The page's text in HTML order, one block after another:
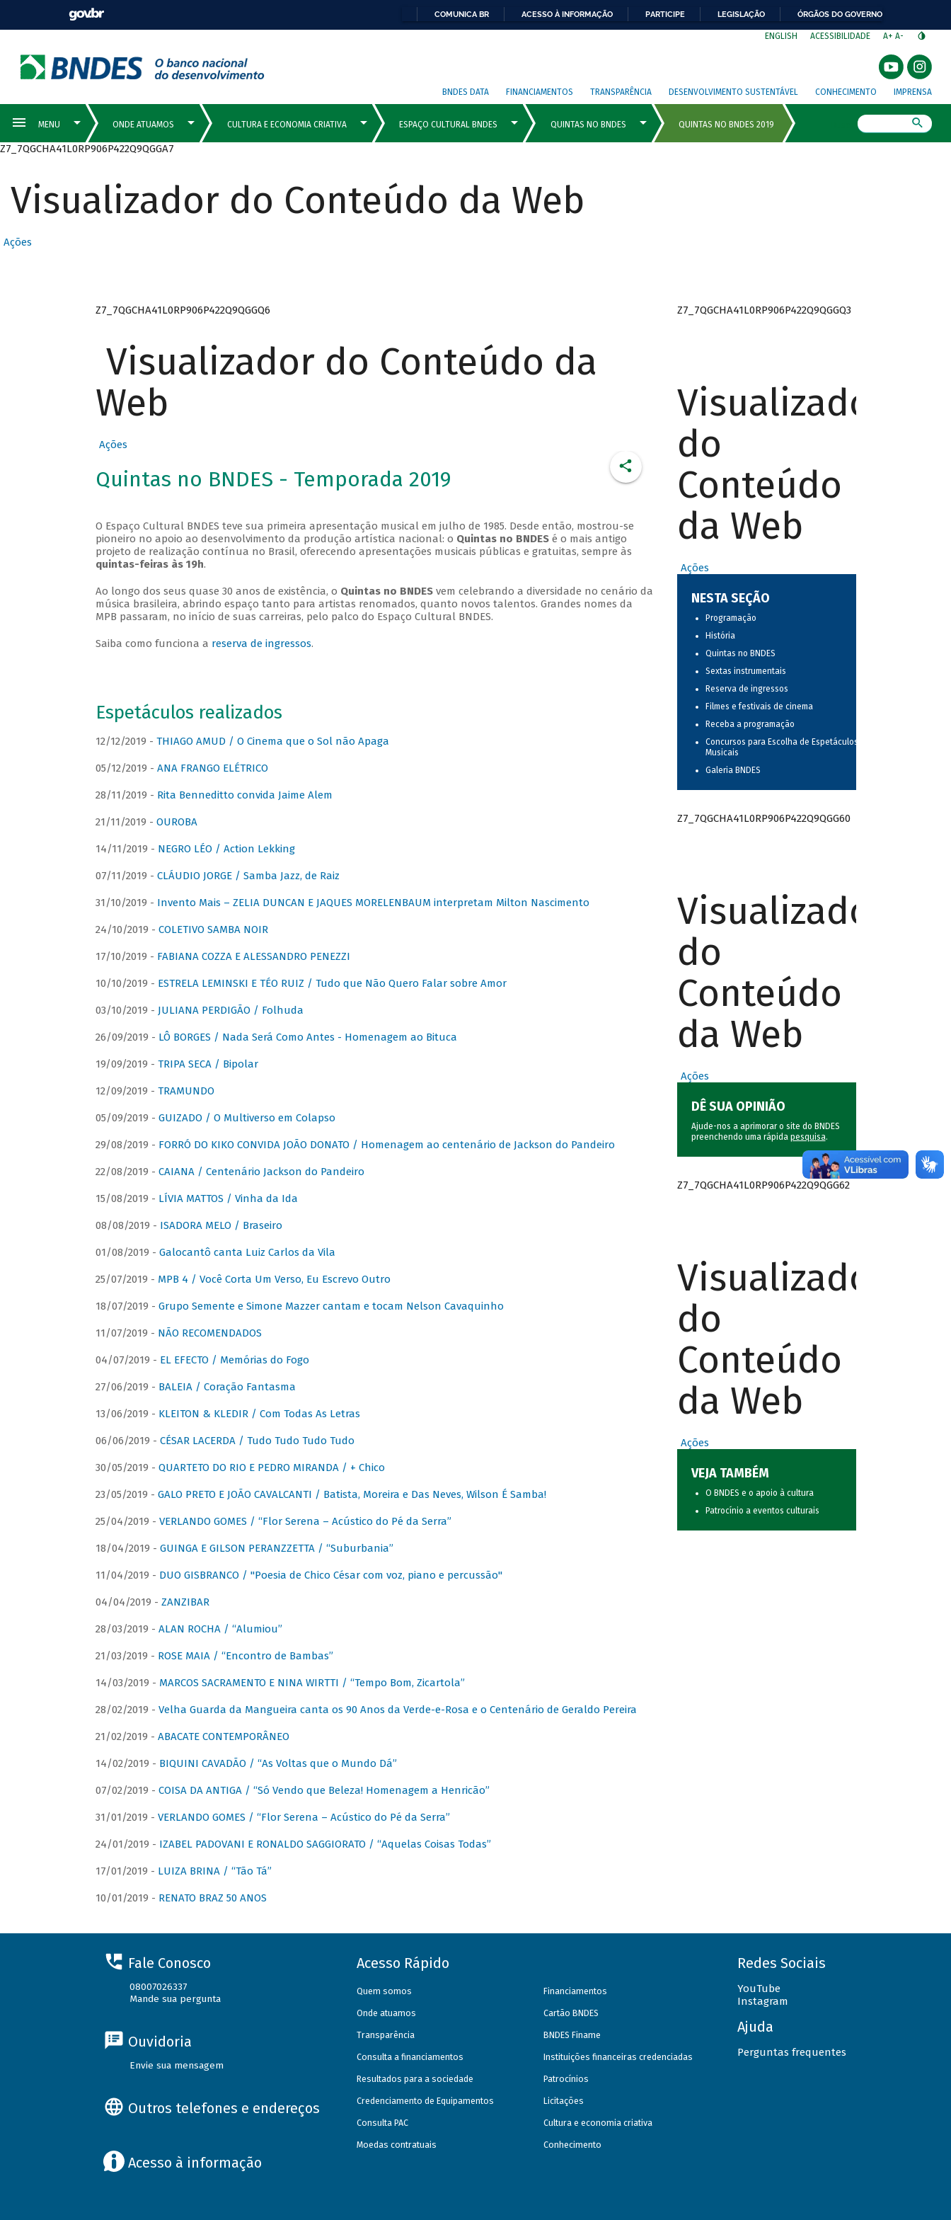
COMUNICA BR ACESSO À INFORMAÇÃO PARTICIPE LEGISLAÇÃO ÓRGÃOS DO GOVERNO
ENGLISH ACESSIBILIDADE A+ A-
BNDES DATA FINANCIAMENTOS TRANSPARÊNCIA DESENVOLVIMENTO SUSTENTÁVEL CONHECIMENTO IMPRENSA
Z7_7QGCHA41L0RP906P422Q9QGGA7
Visualizador do Conteúdo da Web
Ações
Z7_7QGCHA41L0RP906P422Q9QGGQ6
Visualizador do Conteúdo da
Web
Ações
Quintas no BNDES - Temporada 2019
O Espaço Cultural BNDES teve sua primeira apresentação musical em julho de 1985. Desde então, mostrou-se
pioneiro no apoio ao desenvolvimento da produção artística nacional: o Quintas no BNDESé o mais antigo
projeto de realização contínua no Brasil, oferecendo apresentações musicais públicas e gratuitas, sempre às
quintas-feiras às 19h.
Ao longo dos seus quase 30 anos de existência, o Quintas no BNDESvem celebrando a diversidade no cenário da
música brasileira, abrindo espaço tanto para artistas renomados, quanto novos talentos. Grandes nomes da
MPB passaram, no início de suas carreiras, pelo palco do Espaço Cultural BNDES.
Saiba como funciona a reserva de ingressos.
Espetáculos realizados
12/12/2019 - THIAGO AMUD / O Cinema que o Sol não Apaga
05/12/2019 - ANA FRANGO ELÉTRICO
28/11/2019 - Rita Benneditto convida Jaime Alem
21/11/2019 - OUROBA
14/11/2019 - NEGRO LÉO / Action Lekking
07/11/2019 - CLÁUDIO JORGE / Samba Jazz, de Raiz
31/10/2019 - Invento Mais – ZELIA DUNCAN E JAQUES MORELENBAUM interpretam Milton Nascimento
24/10/2019 - COLETIVO SAMBA NOIR
17/10/2019 - FABIANA COZZA E ALESSANDRO PENEZZI
10/10/2019 - ESTRELA LEMINSKI E TÉO RUIZ / Tudo que Não Quero Falar sobre Amor
03/10/2019 - JULIANA PERDIGÃO / Folhuda
26/09/2019 - LÔ BORGES / Nada Será Como Antes - Homenagem ao Bituca
19/09/2019 - TRIPA SECA / Bipolar
12/09/2019 - TRAMUNDO
05/09/2019 - GUIZADO / O Multiverso em Colapso
29/08/2019 - FORRÓ DO KIKO CONVIDA JOÃO DONATO / Homenagem ao centenário de Jackson do Pandeiro
22/08/2019 - CAIANA / Centenário Jackson do Pandeiro
15/08/2019 - LÍVIA MATTOS / Vinha da Ida
08/08/2019 - ISADORA MELO / Braseiro
01/08/2019 - Galocantô canta Luiz Carlos da Vila
25/07/2019 - MPB 4 / Você Corta Um Verso, Eu Escrevo Outro
18/07/2019 - Grupo Semente e Simone Mazzer cantam e tocam Nelson Cavaquinho
11/07/2019 - NÃO RECOMENDADOS
04/07/2019 - EL EFECTO / Memórias do Fogo
27/06/2019 - BALEIA / Coração Fantasma
13/06/2019 - KLEITON & KLEDIR / Com Todas As Letras
06/06/2019 - CÉSAR LACERDA / Tudo Tudo Tudo Tudo
30/05/2019 - QUARTETO DO RIO E PEDRO MIRANDA / + Chico
23/05/2019 - GALO PRETO E JOÃO CAVALCANTI / Batista, Moreira e Das Neves, Wilson É Samba!
25/04/2019 - VERLANDO GOMES / “Flor Serena – Acústico do Pé da Serra”
18/04/2019 - GUINGA E GILSON PERANZZETTA / “Suburbania”
11/04/2019 - DUO GISBRANCO / "Poesia de Chico César com voz, piano e percussão"
04/04/2019 - ZANZIBAR
28/03/2019 - ALAN ROCHA / “Alumiou”
21/03/2019 - ROSE MAIA / “Encontro de Bambas”
14/03/2019 - MARCOS SACRAMENTO E NINA WIRTTI / “Tempo Bom, Zicartola”
28/02/2019 - Velha Guarda da Mangueira canta os 90 Anos da Verde-e-Rosa e o Centenário de Geraldo Pereira
21/02/2019 - ABACATE CONTEMPORÂNEO
14/02/2019 - BIQUINI CAVADÃO / “As Voltas que o Mundo Dá”
07/02/2019 - COISA DA ANTIGA / “Só Vendo que Beleza! Homenagem a Henricão”
31/01/2019 - VERLANDO GOMES / “Flor Serena – Acústico do Pé da Serra”
24/01/2019 - IZABEL PADOVANI E RONALDO SAGGIORATO / “Aquelas Coisas Todas”
17/01/2019 - LUIZA BRINA / “Tão Tá”
10/01/2019 - RENATO BRAZ 50 ANOS
Z7_7QGCHA41L0RP906P422Q9QGGQ3
Visualizador
do
Conteúdo
da Web
Ações
NESTA SEÇÃO
Programação
História
Quintas no BNDES
Sextas instrumentais
Reserva de ingressos
Filmes e festivais de cinema
Receba a programação
Concursos para Escolha de Espetáculos
Musicais
Galeria BNDES
Z7_7QGCHA41L0RP906P422Q9QGG60
Visualizador
do
Conteúdo
da Web
Ações
DÊ SUA OPINIÃO
Ajude-nos a aprimorar o site do BNDES
preenchendo uma rápida pesquisa.
Z7_7QGCHA41L0RP906P422Q9QGG62
Visualizador
do
Conteúdo
da Web
Ações
VEJA TAMBÉM
O BNDES e o apoio à cultura
Patrocínio a eventos culturais
Fale Conosco
08007026337
Mande sua pergunta
Ouvidoria
Envie sua mensagem
Outros telefones e endereços
Acesso à informação
Acesso Rápido
Quem somos
Onde atuamos
Transparência
Consulta a financiamentos
Resultados para a sociedade
Credenciamento de Equipamentos
Consulta PAC
Moedas contratuais
Financiamentos
Cartão BNDES
BNDES Finame
Instituições financeiras credenciadas
Patrocínios
Licitações
Cultura e economia criativa
Conhecimento
Redes Sociais
YouTube
Instagram
Ajuda
Perguntas frequentes